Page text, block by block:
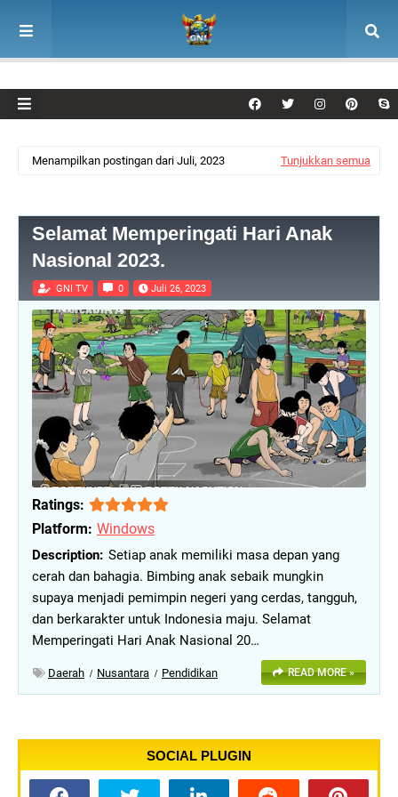
Menampilkan postingan dari Juli, 2023 Tunjukkan semua
Selamat Memperingati Hari Anak
Nasional 2023.
GNI TV 0 Juli 26, 2023
Ratings:
Platform: Windows
Setiap anak memiliki masa depan yang
cerah dan bahagia. Bimbing anak sebaik mungkin
supaya menjadi pemimpin negeri yang cerdas, tangguh,
dan berkarakter untuk Indonesia maju. Selamat
Memperingati Hari Anak Nasional 20…
Daerah Nusantara Pendidikan READ MORE »
SOCIAL PLUGIN